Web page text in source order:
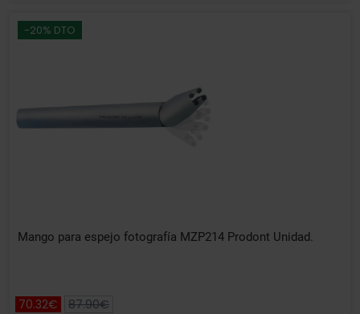
-20% DTO
Mango para espejo fotografía MZP214 Prodont Unidad.
70.32€ 87.90€